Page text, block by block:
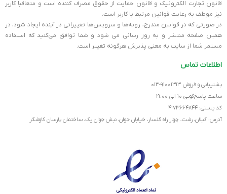
به بهبود تجربه کاربری شما هم توجه دارد. این محصول با قابلیت
مدیریت کابل‌ها و یک پورت USB اضافی، به شما این امکان را می‌دهد که
میز کارتان را مرتب نگه‌دارید و از تمام پورت‌های لپ‌تاپ خود به بهترین
شکل استفاده کنید. این ویژگی مخصوصاً برای افرادی که به مرتب بودن
محیط کار خود اهمیت می‌دهند، بسیار مهم است.
طراحی شیک و مدرن
Ergostand Lite با طراحی شیک و مدرن خود، به زیبایی محیط کار یا خانه
شما می‌افزاید. این کول پد با رنگ‌های خنثی و طراحی مینیمالیستی، به
راحتی با هر دکوراسیونی هماهنگ می‌شود و زیبایی لپ‌تاپ شما را
چرا باید همین الان خرید کول پد کولر مستر
Notepal Ergostand Lite را در نظر بگیرید؟
قانون تجارت الکترونیک و قانون حمایت از حقوق مصرف کننده است و متعاقبا کاربر
نیز موظف به رعایت قوانین مرتبط با کاربر است.
در صورتی که در قوانین مندرج، رویه‏‌ها و سرویس‏‌ها تغییراتی در آینده ایجاد شود، در
همین صفحه منتشر و به روز رسانی می شود و شما توافق می‏‌کنید که استفاده
مستمر شما از سایت به معنی پذیرش هرگونه تغییر است.
اطلاعات تماس
پشتیبانی و فروش ۹۱۰۰۱۳۱۳-۰۱۳
ساعت پاسخ‌گویی ۱۰ الی ۱۹:۰۰
کد پستی: ۴۱۷۳۶۶۴۸۴۴
آدرس: گیلان، رشت، چهار راه گلسار، خیابان جوان، نبش جوان یک، ساختمان پارسان کاوشگر